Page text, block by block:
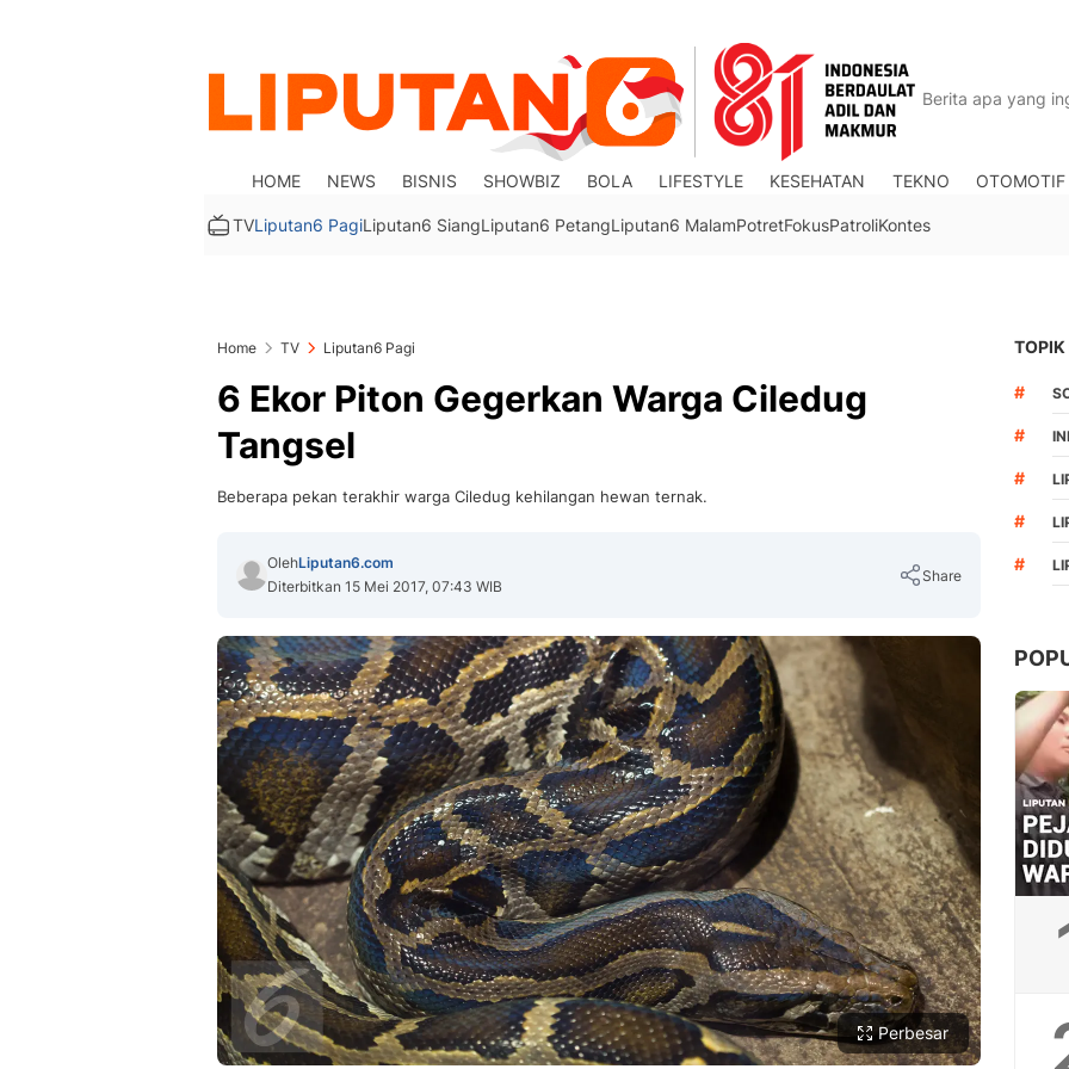
HOME NEWS BISNIS SHOWBIZ BOLA LIFESTYLE KESEHATAN TEKNO OTOMOTIF
TVLiputan6 PagiLiputan6 SiangLiputan6 PetangLiputan6 MalamPotretFokusPatroliKontes
Home TV Liputan6 Pagi
6 Ekor Piton Gegerkan Warga Ciledug
Tangsel
Beberapa pekan terakhir warga Ciledug kehilangan hewan ternak.
OlehLiputan6.com
Diterbitkan 15 Mei 2017, 07:43 WIB
Share
Perbesar
TOPIK
#
#
#
#
#